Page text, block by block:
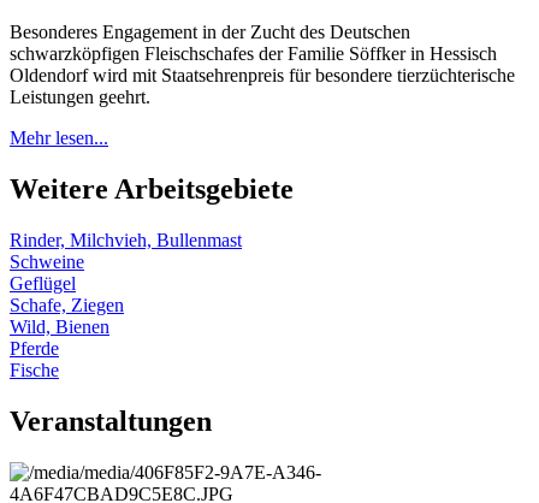
Besonderes Engagement in der Zucht des Deutschen
schwarzköpfigen Fleischschafes der Familie Söffker in Hessisch
Oldendorf wird mit Staatsehrenpreis für besondere tierzüchterische
Leistungen geehrt.
Mehr lesen...
Weitere Arbeitsgebiete
Rinder, Milchvieh, Bullenmast
Schweine
Geflügel
Schafe, Ziegen
Wild, Bienen
Pferde
Fische
Veranstaltungen